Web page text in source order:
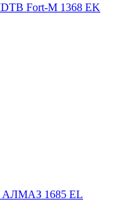
Fort-M 1368 EK